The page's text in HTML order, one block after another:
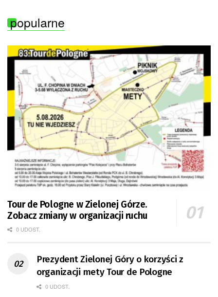
popularne
Tour de Pologne w Zielonej Górze.
Zobacz zmiany w organizacji ruchu
0 UDOST.
Prezydent Zielonej Góry o korzyści z
organizacji mety Tour de Pologne
0 UDOST.